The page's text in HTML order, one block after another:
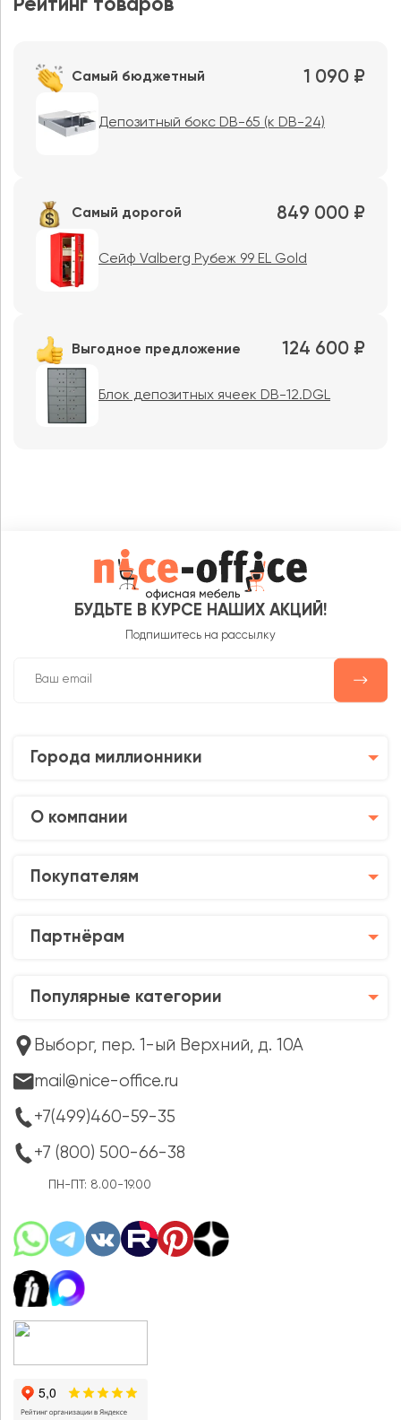
Рейтинг товаров
Самый бюджетный 1 090 ₽
Депозитный бокс DB-65 (к DB-24)
Самый дорогой 849 000 ₽
Сейф Valberg Рубеж 99 EL Gold
Выгодное предложение 124 600 ₽
Блок депозитных ячеек DB-12.DGL
БУДЬТЕ В КУРСЕ НАШИХ АКЦИЙ!
Подпишитесь на рассылку
Города миллионники
О компании
Покупателям
Партнёрам
Популярные категории
Выборг, пер. 1-ый Верхний, д. 10А
mail@nice-office.ru
+7(499)460-59-35
+7 (800) 500-66-38
ПН-ПТ: 8.00-19.00